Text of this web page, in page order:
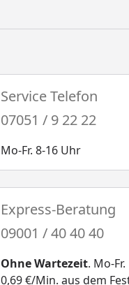
Service Telefon
07051 / 9 22 22
Mo-Fr. 8-16 Uhr
Express-Beratung
09001 / 40 40 40
Ohne Wartezeit. Mo-Fr.
0,69 €/Min. aus dem